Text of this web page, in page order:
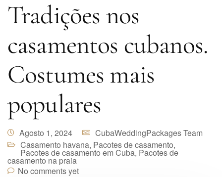
Tradições nos
casamentos cubanos.
Costumes mais
populares
Agosto 1, 2024
CubaWeddingPackages Team
Casamento havana, Pacotes de casamento,
Pacotes de casamento em Cuba, Pacotes de
casamento na praia
No comments yet